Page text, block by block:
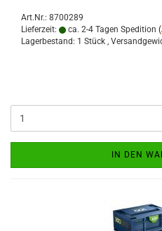
Art.Nr.: 8700289
Lieferzeit:
ca. 2-4 Tagen Spedition
Lagerbestand: 1 Stück ,
IN DEN